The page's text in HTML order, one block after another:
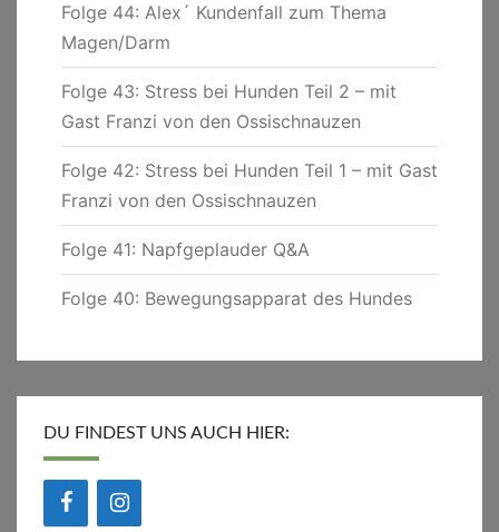
Folge 44: Alex´ Kundenfall zum Thema
Magen/Darm
Folge 43: Stress bei Hunden Teil 2 – mit
Gast Franzi von den Ossischnauzen
Folge 42: Stress bei Hunden Teil 1 – mit Gast
Franzi von den Ossischnauzen
Folge 41: Napfgeplauder Q&A
Folge 40: Bewegungsapparat des Hundes
DU FINDEST UNS AUCH HIER: